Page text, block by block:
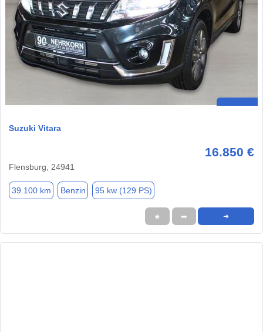
Suzuki Vitara
16.850 €
Flensburg, 24941
39.100 km Benzin 95 kw (129 PS)
★ ➦ ➜